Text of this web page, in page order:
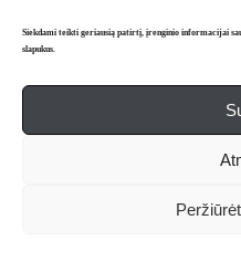
Siekdami teikti geriausią patirtį, įrenginio informacijai
slapukus.
daiktų gyvastingumą
17.
tekstuose, grindžiamas